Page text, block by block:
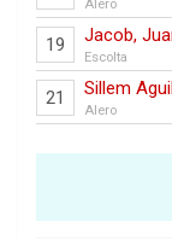
Alero
19 Jacob,
Escolta
21 Sillem
Alero